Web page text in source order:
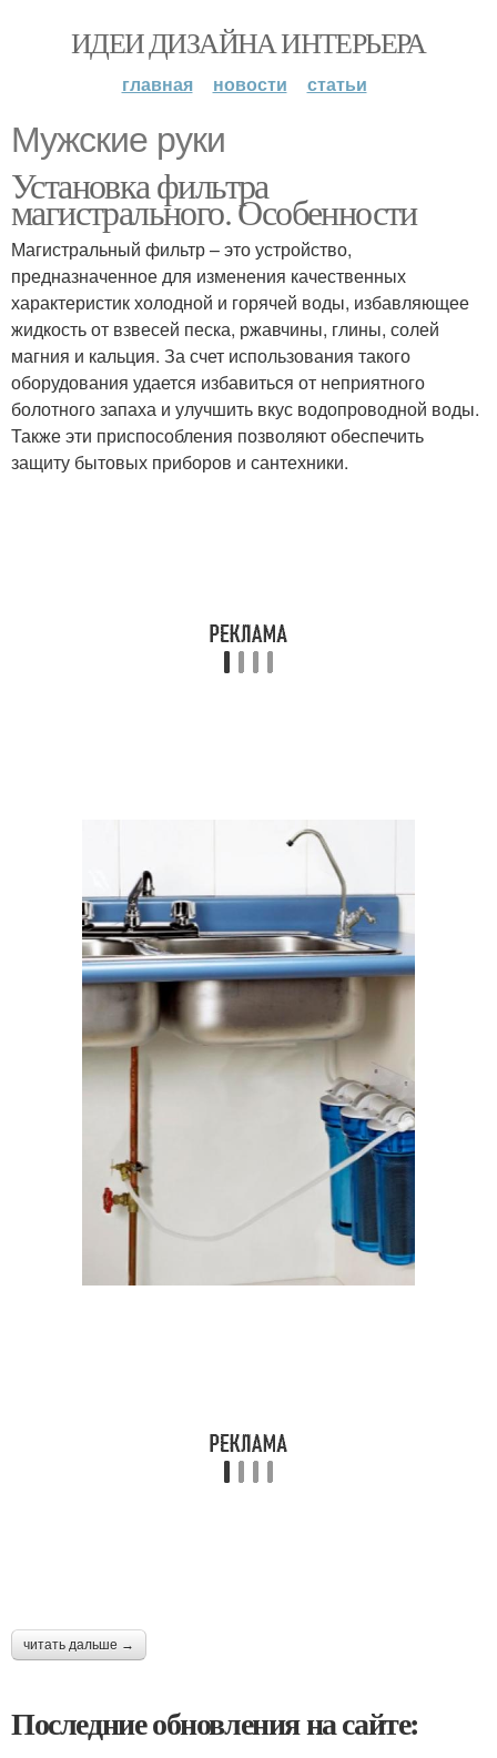
ИДЕИ ДИЗАЙНА ИНТЕРЬЕРА
главная новости статьи
Мужские руки
Установка фильтра
магистрального. Особенности
Магистральный фильтр – это устройство,
предназначенное для изменения качественных
характеристик холодной и горячей воды, избавляющее
жидкость от взвесей песка, ржавчины, глины, солей
магния и кальция. За счет использования такого
оборудования удается избавиться от неприятного
болотного запаха и улучшить вкус водопроводной воды.
Также эти приспособления позволяют обеспечить
защиту бытовых приборов и сантехники.
читать дальше →
Последние обновления на сайте: